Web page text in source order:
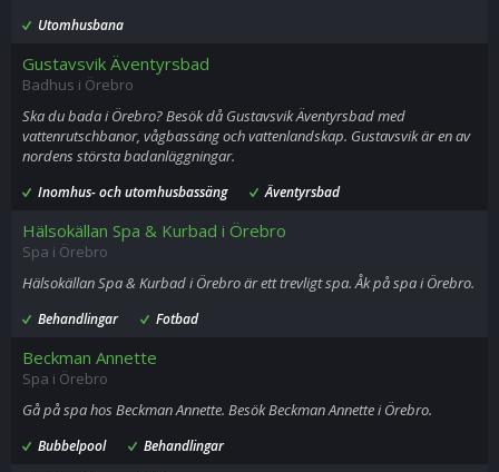
Utomhusbana
Gustavsvik Äventyrsbad
Badhus i Örebro
Ska du bada i Örebro? Besök då Gustavsvik Äventyrsbad med
vattenrutschbanor, vågbassäng och vattenlandskap. Gustavsvik är en av
nordens största badanläggningar.
Inomhus- och utomhusbassäng Äventyrsbad
Hälsokällan Spa & Kurbad i Örebro
Spa i Örebro
Hälsokällan Spa & Kurbad i Örebro är ett trevligt spa. Åk på spa i Örebro.
Behandlingar Fotbad
Beckman Annette
Spa i Örebro
Gå på spa hos Beckman Annette. Besök Beckman Annette i Örebro.
Bubbelpool Behandlingar